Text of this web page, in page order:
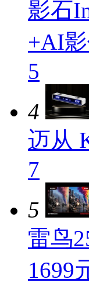
影石
+AI
5
4
迈从
7
5
雷鸟
1699